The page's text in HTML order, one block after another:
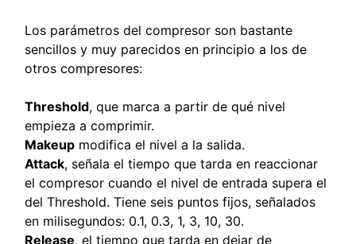
Los parámetros del compresor son bastante
sencillos y muy parecidos en principio a los de
otros compresores:
Threshold, que marca a partir de qué nivel
empieza a comprimir.
Makeup modifica el nivel a la salida.
Attack, señala el tiempo que tarda en reaccionar
el compresor cuando el nivel de entrada supera el
del Threshold. Tiene seis puntos fijos, señalados
en milisegundos: 0.1, 0.3, 1, 3, 10, 30.
Release, el tiempo que tarda en dejar de